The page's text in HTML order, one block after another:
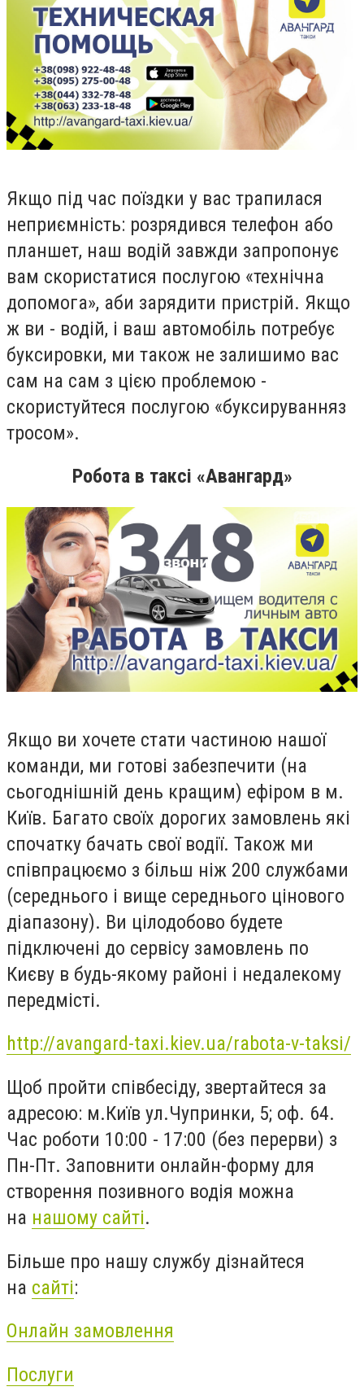
Якщо під час поїздки у вас трапилася
неприємність: розрядився телефон або
планшет, наш водій завжди запропонує
вам скористатися послугою «технічна
допомога», аби зарядити пристрій. Якщо
ж ви - водій, і ваш автомобіль потребує
буксировки, ми також не залишимо вас
сам на сам з цією проблемою -
скористуйтеся послугою «буксируванняз
тросом».
Робота в таксі «Авангард»
Якщо ви хочете стати частиною нашої
команди, ми готові забезпечити (на
сьогоднішній день кращим) ефіром в м.
Київ. Багато своїх дорогих замовлень які
спочатку бачать свої водії. Також ми
співпрацюємо з більш ніж 200 службами
(середнього і вище середнього цінового
діапазону). Ви цілодобово будете
підключені до сервісу замовлень по
Києву в будь-якому районі і недалекому
передмісті.
http://avangard-taxi.kiev.ua/rabota-v-taksi/
Щоб пройти співбесіду, звертайтеся за
адресою: м.Київ ул.Чупринки, 5; оф. 64.
Час роботи 10:00 - 17:00 (без перерви) з
Пн-Пт. Заповнити онлайн-форму для
створення позивного водія можна
на нашому сайті.
Більше про нашу службу дізнайтеся
на сайті:
Онлайн замовлення
Послуги